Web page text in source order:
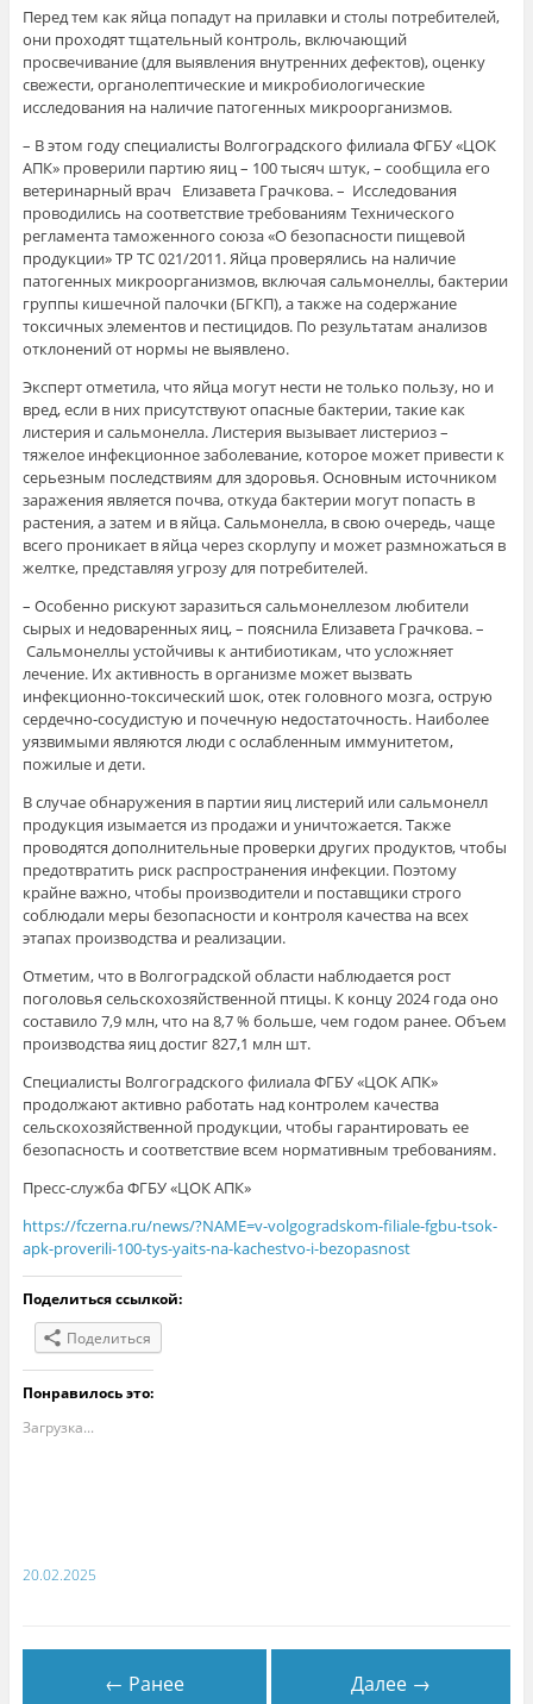
Перед тем как яйца попадут на прилавки и столы потребителей,
они проходят тщательный контроль, включающий
просвечивание (для выявления внутренних дефектов), оценку
свежести, органолептические и микробиологические
исследования на наличие патогенных микроорганизмов.
– В этом году специалисты Волгоградского филиала ФГБУ «ЦОК
АПК» проверили партию яиц – 100 тысяч штук, – сообщила его
ветеринарный врач Елизавета Грачкова. – Исследования
проводились на соответствие требованиям Технического
регламента таможенного союза «О безопасности пищевой
продукции» ТР ТС 021/2011. Яйца проверялись на наличие
патогенных микроорганизмов, включая сальмонеллы, бактерии
группы кишечной палочки (БГКП), а также на содержание
токсичных элементов и пестицидов. По результатам анализов
отклонений от нормы не выявлено.
Эксперт отметила, что яйца могут нести не только пользу, но и
вред, если в них присутствуют опасные бактерии, такие как
листерия и сальмонелла. Листерия вызывает листериоз –
тяжелое инфекционное заболевание, которое может привести к
серьезным последствиям для здоровья. Основным источником
заражения является почва, откуда бактерии могут попасть в
растения, а затем и в яйца. Сальмонелла, в свою очередь, чаще
всего проникает в яйца через скорлупу и может размножаться в
желтке, представляя угрозу для потребителей.
– Особенно рискуют заразиться сальмонеллезом любители
сырых и недоваренных яиц, – пояснила Елизавета Грачкова. –
Сальмонеллы устойчивы к антибиотикам, что усложняет
лечение. Их активность в организме может вызвать
инфекционно-токсический шок, отек головного мозга, острую
сердечно-сосудистую и почечную недостаточность. Наиболее
уязвимыми являются люди с ослабленным иммунитетом,
пожилые и дети.
В случае обнаружения в партии яиц листерий или сальмонелл
продукция изымается из продажи и уничтожается. Также
проводятся дополнительные проверки других продуктов, чтобы
предотвратить риск распространения инфекции. Поэтому
крайне важно, чтобы производители и поставщики строго
соблюдали меры безопасности и контроля качества на всех
этапах производства и реализации.
Отметим, что в Волгоградской области наблюдается рост
поголовья сельскохозяйственной птицы. К концу 2024 года оно
составило 7,9 млн, что на 8,7 % больше, чем годом ранее. Объем
производства яиц достиг 827,1 млн шт.
Специалисты Волгоградского филиала ФГБУ «ЦОК АПК»
продолжают активно работать над контролем качества
сельскохозяйственной продукции, чтобы гарантировать ее
безопасность и соответствие всем нормативным требованиям.
Пресс-служба ФГБУ «ЦОК АПК»
https://fczerna.ru/news/?NAME=v-volgogradskom-filiale-fgbu-tsok-
apk-proverili-100-tys-yaits-na-kachestvo-i-bezopasnost
Поделиться ссылкой:
Поделиться
Понравилось это:
Загрузка...
20.02.2025
← Ранее Далее →